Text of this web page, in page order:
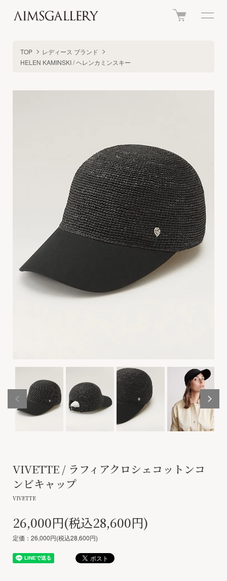
TOP
レディース ブランド
HELEN KAMINSKI / ヘレンカミンスキー
VIVETTE / ラフィアクロシェコットンコ
ンビキャップ
VIVETTE
26,000円(税込28,600円)
定価：26,000円(税込28,600円)